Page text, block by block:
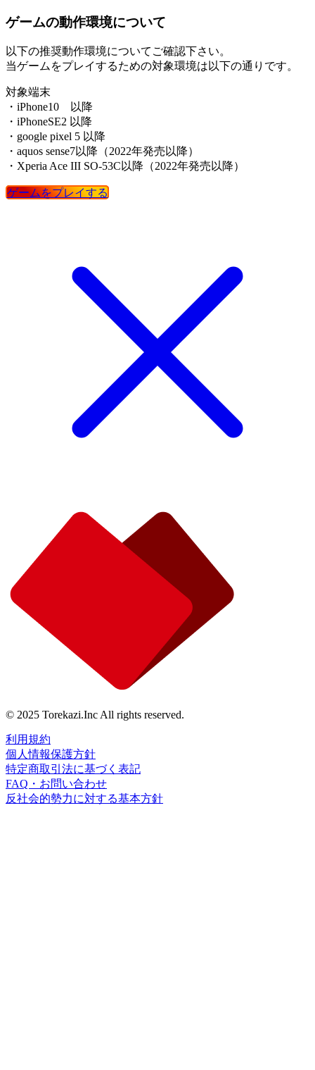
ゲームの動作環境について
以下の推奨動作環境についてご確認下さい。
当ゲームをプレイするための対象環境は以下の通りです。
対象端末
・iPhone10 以降
・iPhoneSE2 以降
・google pixel 5 以降
・aquos sense7以降（2022年発売以降）
・Xperia Ace III SO-53C以降（2022年発売以降）
ゲームをプレイする
© 2025 Torekazi.Inc All rights reserved.
利用規約
個人情報保護方針
特定商取引法に基づく表記
FAQ・お問い合わせ
反社会的勢力に対する基本方針